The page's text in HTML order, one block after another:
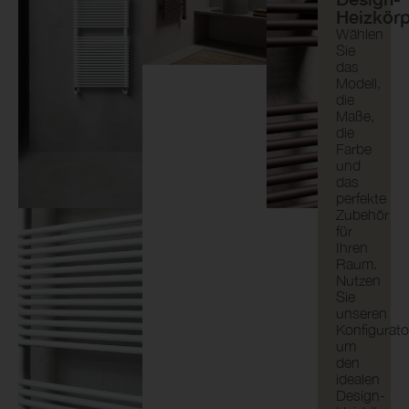
Wählen
Sie
das
Modell,
die
Maße,
die
Farbe
und
das
perfekte
Zubehör
für
Ihren
Raum.
Nutzen
Sie
unseren
um
den
idealen
Design-